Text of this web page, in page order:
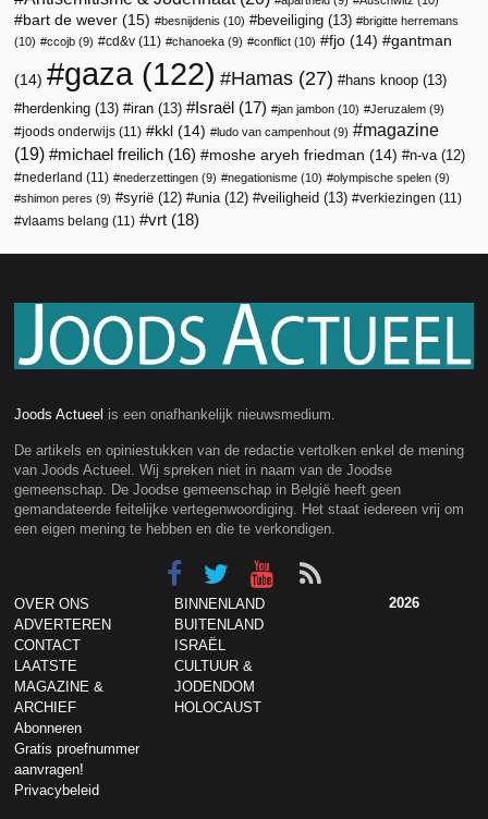
bart de wever (15) besnijdenis (10) beveiliging (13)
brigitte herremans
(10)
ccojb (9) cd&v (11) chanoeka (9) conflict (10) fjo (14) gantman
(14) gaza(122) Hamas (27) hans knoop (13)
herdenking (13) iran (13) Israël (17) jan jambon (10) Jeruzalem (9)
joods onderwijs (11) kkl (14) ludo van campenhout (9)
magazine
(19)
michael freilich (16) moshe aryeh friedman (14) n-va(12)
nederland (11) nederzettingen (9) negationisme (10) olympische spelen (9)
shimon peres (9) syrië (12) unia(12) veiligheid (13) verkiezingen (11)
vlaams belang (11) vrt (18)
Joods Actueel is een onafhankelijk nieuwsmedium.
De artikels en opiniestukken van de redactie vertolken enkel de mening
van Joods Actueel. Wij spreken niet in naam van de Joodse
gemeenschap. De Joodse gemeenschap in België heeft geen
gemandateerde feitelijke vertegenwoordiging. Het staat iedereen vrij om
een eigen mening te hebben en die te verkondigen.
OVER ONS
ADVERTEREN
CONTACT
LAATSTE
MAGAZINE &
ARCHIEF
Abonneren
Gratis proefnummer
aanvragen!
Privacybeleid
BINNENLAND
BUITENLAND
ISRAËL
CULTUUR &
JODENDOM
HOLOCAUST
2026